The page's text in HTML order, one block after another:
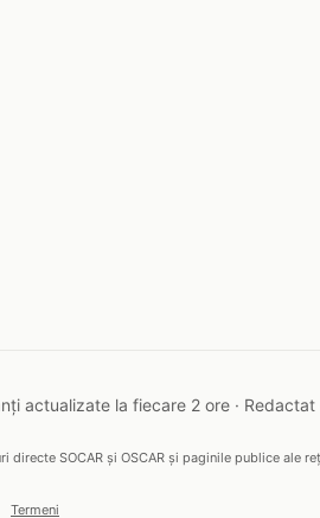
actualizate la fiecare 2 ore · Redactat
directe SOCAR și OSCAR și paginile publice ale
Termeni